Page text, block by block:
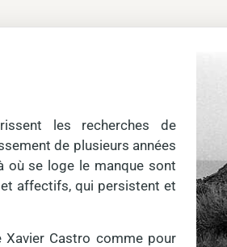
les recherches de
de plusieurs années
où se loge le manque sont
affectifs, qui persistent et
Xavier Castro comme pour